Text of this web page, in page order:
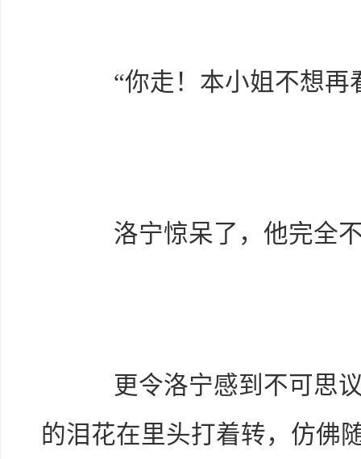
“你走！本小姐不想再
洛宁惊呆了，他完全不
更令洛宁感到不可思议
的泪花在里头打着转，仿佛